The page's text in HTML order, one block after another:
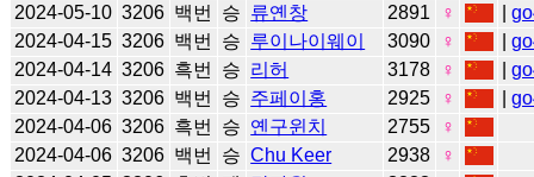
2024-05-10 3206 백번 승 류옌창 2891 ♀ |
2024-04-15 3206 백번 승 루이나이웨이 3090 ♀ |
2024-04-14 3206 흑번 승 리허 3178 ♀ |
2024-04-13 3206 백번 승 주페이홍 2925 ♀ |
2024-04-06 3206 흑번 승 옌구윈치 2755
♀
2024-04-06 3206 백번 승 Chu Keer 2938
♀